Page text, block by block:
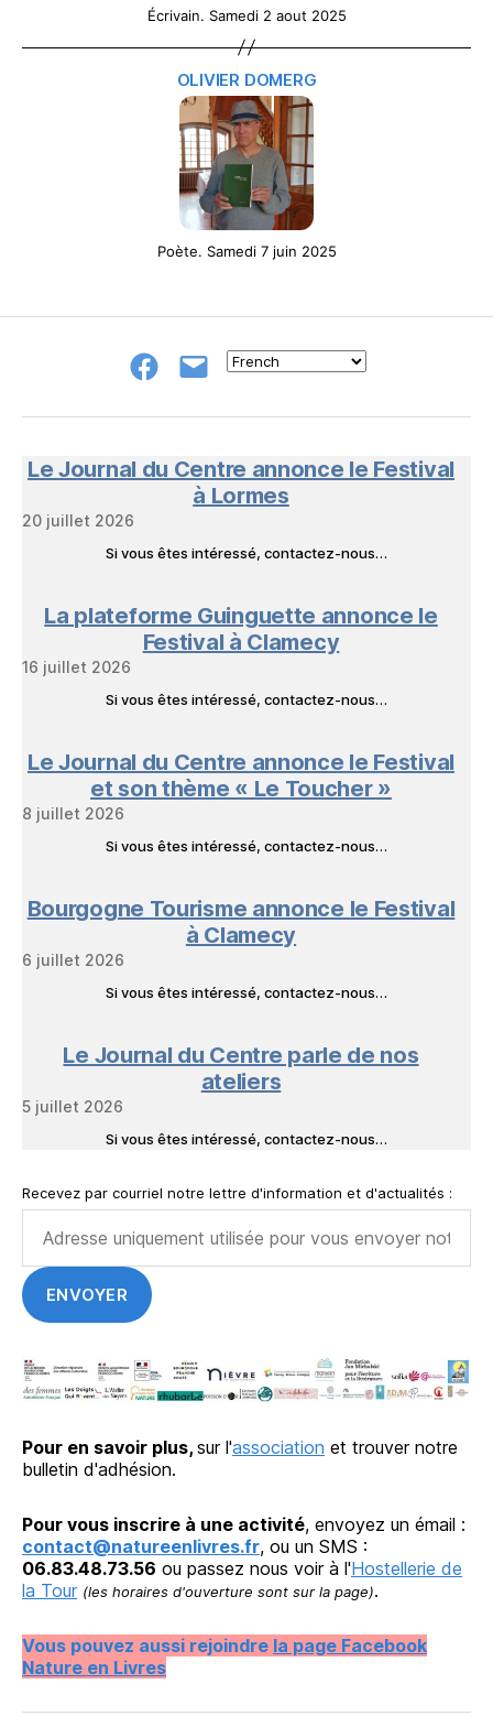
Écrivain. Samedi 2 aout 2025
OLIVIER DOMERG
Poète. Samedi 7 juin 2025
Groupe
NeL
E-
à
Livres
Le Journal du Centre annonce le Festival
à Lormes
20 juillet 2026
Si vous êtes intéressé, contactez-nous…
La plateforme Guinguette annonce le
Festival à Clamecy
16 juillet 2026
Si vous êtes intéressé, contactez-nous…
Le Journal du Centre annonce le Festival
et son thème « Le Toucher »
8 juillet 2026
Si vous êtes intéressé, contactez-nous…
Bourgogne Tourisme annonce le Festival
à Clamecy
6 juillet 2026
Si vous êtes intéressé, contactez-nous…
Le Journal du Centre parle de nos
ateliers
5 juillet 2026
Si vous êtes intéressé, contactez-nous…
Recevez par courriel notre lettre d'information et d'actualités :
Pour en savoir plus, sur l'association et trouver notre
bulletin d'adhésion.
Pour vous inscrire à une activité, envoyez un émail :
contact@natureenlivres.fr, ou un SMS :
06.83.48.73.56 ou passez nous voir à l'Hostellerie de
la Tour (les horaires d'ouverture sont sur la page).
Vous pouvez aussi rejoindre la page Facebook
Nature en Livres